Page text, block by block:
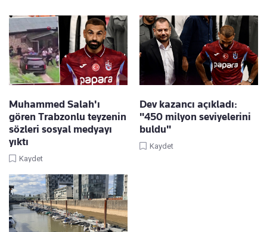
Muhammed Salah'ı
gören Trabzonlu teyzenin
sözleri sosyal medyayı
yıktı
Kaydet
Dev kazancı açıkladı:
"450 milyon seviyelerini
buldu"
Kaydet